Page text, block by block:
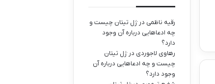
رقیه ناظمی در ژل تیتان چیست و
چه ادعاهایی درباره آن وجود
دارد؟
رهاوی لاجوردی در ژل تیتان
چیست و چه ادعاهایی درباره آن
وجود دارد؟